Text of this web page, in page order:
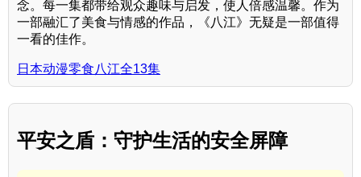
念。每一集都带给观众趣味与启发，使人倍感温馨。作为
一部融汇了美食与情感的作品，《八江》无疑是一部值得
一看的佳作。
日本动漫零食八江全13集
平安之盾：守护生活的安全屏障